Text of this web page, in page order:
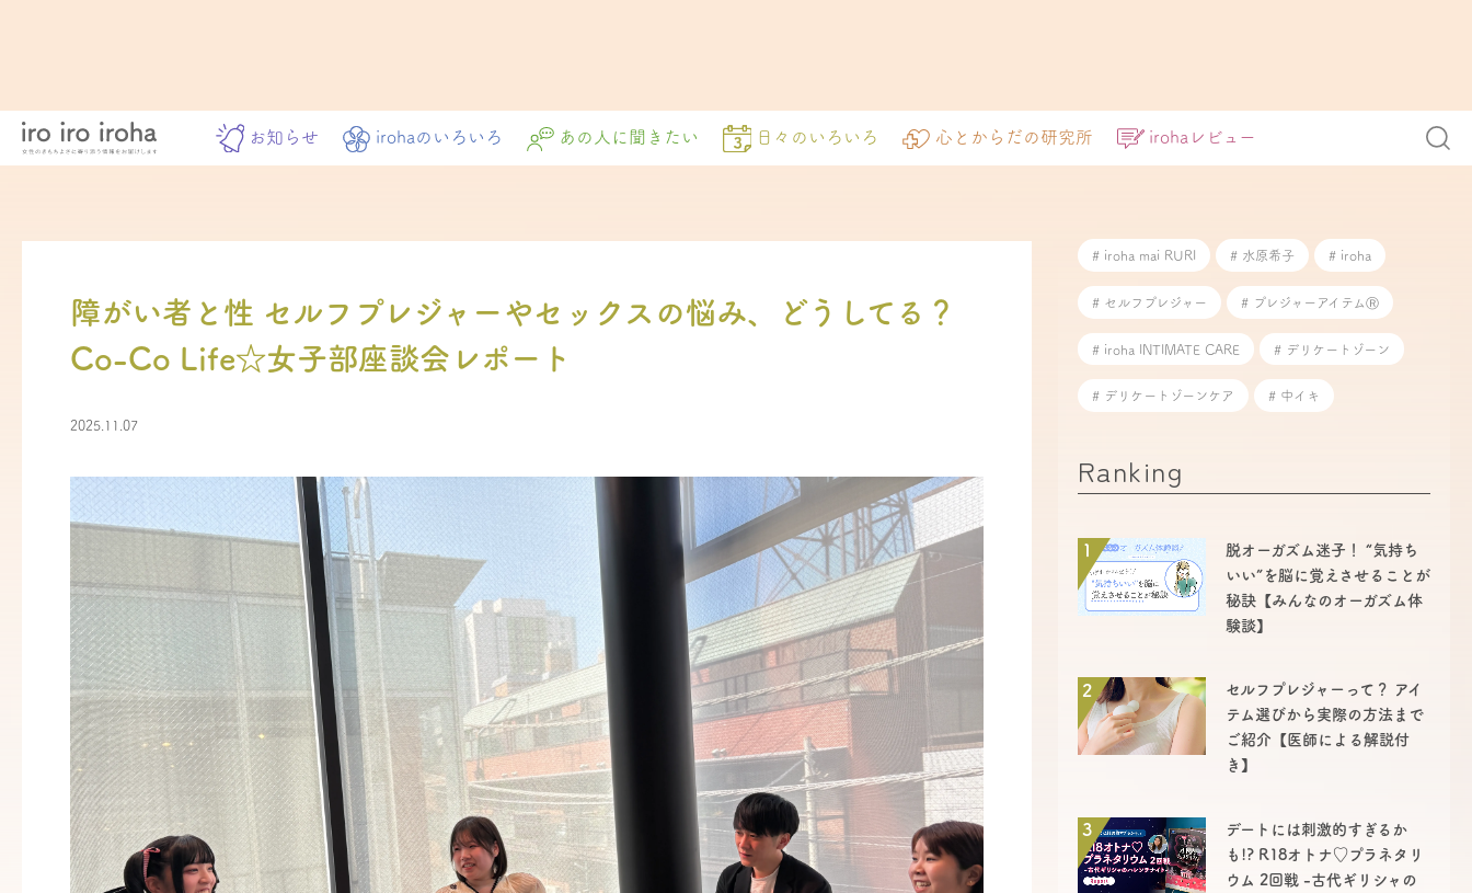
お知らせ irohaのいろいろ あの人に聞きたい 日々のいろいろ 心とからだの研究所 irohaレビュー
障がい者と性 セルフプレジャーやセックスの悩み、どうしてる？
Co-Co Life☆女子部座談会レポート
2025.11.07
# iroha mai RURI # 水原希子 # iroha
# セルフプレジャー # プレジャーアイテムⓇ
# iroha INTIMATE CARE # デリケートゾーン
# デリケートゾーンケア # 中イキ
Ranking
1
脱オーガズム迷子！ “気持ち
いい”を脳に覚えさせることが
秘訣【みんなのオーガズム体
験談】
2
セルフプレジャーって？ アイ
テム選びから実際の方法まで
ご紹介【医師による解説付
き】
3
デートには刺激的すぎるか
も!? R18オトナ♡プラネタリ
ウム 2回戦 -古代ギリシャの